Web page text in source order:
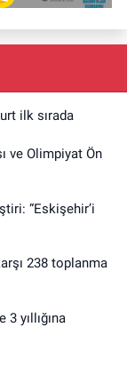
ilk sırada
ve Olimpiyat Ön
“Eskişehir’i
238 toplanma
3 yıllığına